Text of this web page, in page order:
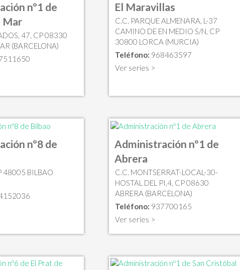
nº1 de
Mar
47, CP 08330
(BARCELONA)
El Maravillas
C.C. PARQUE ALMENARA, L-37
CAMINO DE EN MEDIO S/N, CP
30800 LORCA (MURCIA)
Teléfono: 968463597
Ver series >
nº8 de
48005 BILBAO
Administración nº1 de
Abrera
C.C. MONTSERRAT-LOCAL-30-
HOSTAL DEL PI,4, CP 08630
ABRERA (BARCELONA)
Teléfono: 937700165
Ver series >